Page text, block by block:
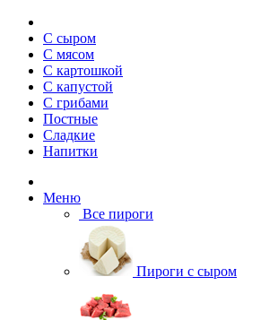
С сыром
С мясом
С картошкой
С капустой
С грибами
Постные
Сладкие
Напитки
Меню
Все пироги
Пироги с сыром